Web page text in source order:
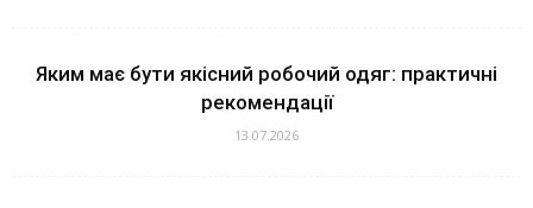
Яким має бути якісний робочий одяг: практичні
рекомендації
13.07.2026